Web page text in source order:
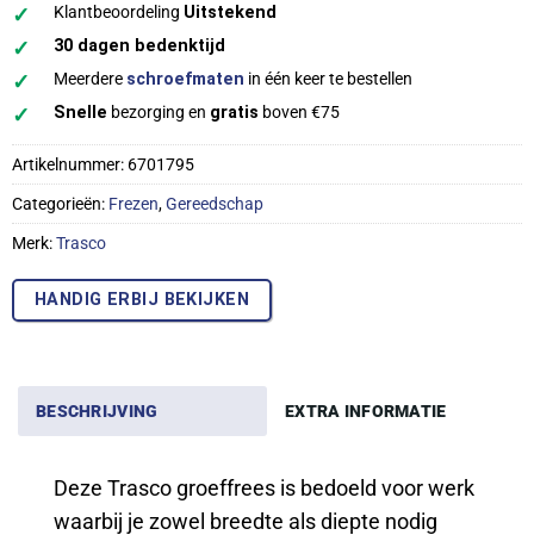
✓ Klantbeoordeling Uitstekend
✓ 30 dagen bedenktijd
✓ Meerdere schroefmaten in één keer te bestellen
✓ Snelle bezorging en gratis boven €75
Artikelnummer: 6701795
Categorieën: Frezen,Gereedschap
Merk:Trasco
HANDIG ERBIJ BEKIJKEN
BESCHRIJVING EXTRA INFORMATIE
Deze Trasco groeffrees is bedoeld voor werk
waarbij je zowel breedte als diepte nodig